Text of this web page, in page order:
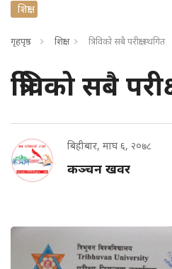
शिक्षा
गृहपृष्ठ शिक्षा त्रिविको सबै परीक्षा स्थगित
त्रिविको सबै
बिहीबार, माघ ६, २०७८
कञ्चन खवर